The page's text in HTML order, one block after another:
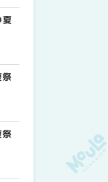
市西区の夏祭
まとめ |
市北区の夏祭
まとめ |
市豊平区の夏
トまとめ |
市白石区の夏
トまとめ |
市西区の夏祭
まとめ |
市清田区の夏
トまとめ |